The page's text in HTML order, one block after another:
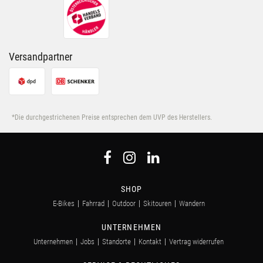
Versandpartner
*Die durchgestrichenen Preise entsprechen dem UVP des Herstellers.
SHOP
E-Bikes Fahrrad Outdoor Skitouren Wandern
UNTERNEHMEN
Unternehmen Jobs Standorte Kontakt Vertrag widerrufen